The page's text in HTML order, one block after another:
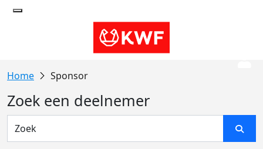
Sponsor
Zoek een deelnemer